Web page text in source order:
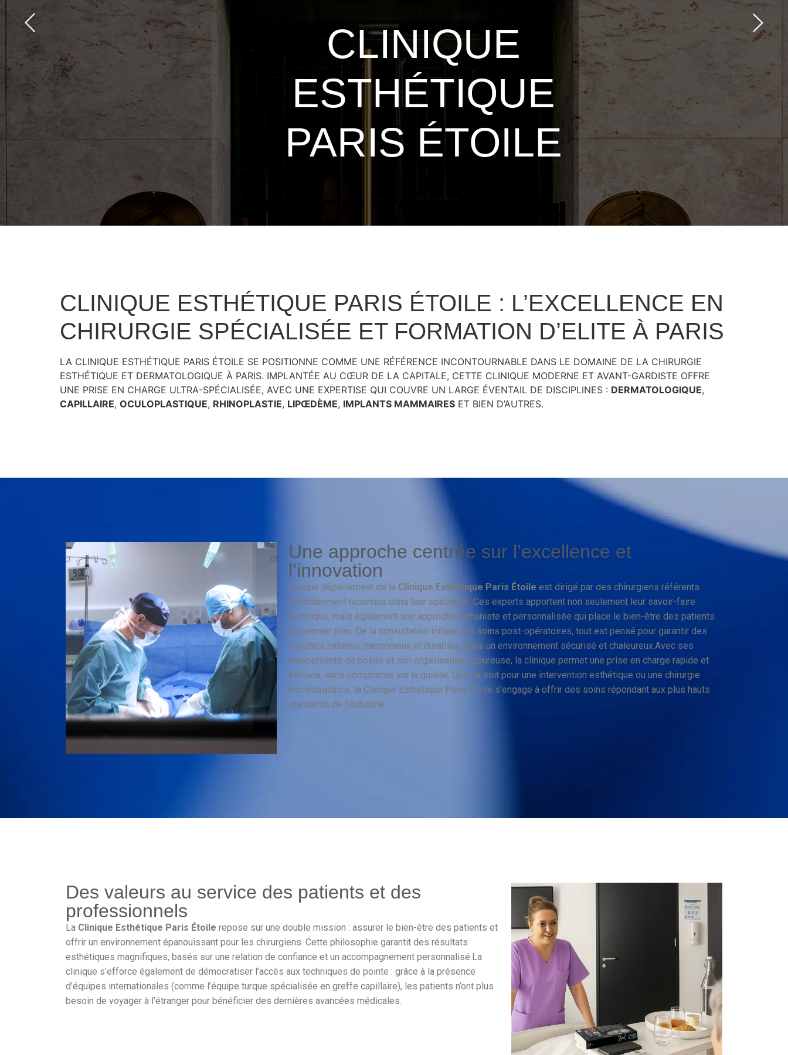
CLINIQUE
ESTHÉTIQUE
PARIS ÉTOILE
CLINIQUE ESTHÉTIQUE PARIS ÉTOILE : L’EXCELLENCE EN
CHIRURGIE SPÉCIALISÉE ET FORMATION D’ELITE À PARIS
LA CLINIQUE ESTHÉTIQUE PARIS ÉTOILE SE POSITIONNE COMME UNE RÉFÉRENCE INCONTOURNABLE DANS LE DOMAINE DE LA CHIRURGIE
ESTHÉTIQUE ET DERMATOLOGIQUE À PARIS. IMPLANTÉE AU CŒUR DE LA CAPITALE, CETTE CLINIQUE MODERNE ET AVANT-GARDISTE OFFRE
UNE PRISE EN CHARGE ULTRA-SPÉCIALISÉE, AVEC UNE EXPERTISE QUI COUVRE UN LARGE ÉVENTAIL DE DISCIPLINES : DERMATOLOGIQUE,
CAPILLAIRE, OCULOPLASTIQUE, RHINOPLASTIE, LIPŒDÈME, IMPLANTS MAMMAIRES ET BIEN D’AUTRES.
Une approche centrée sur l’excellence et
l’innovation
Chaque département de la Clinique Esthétique Paris Étoile est dirigé par des chirurgiens référents
mondialement reconnus dans leur spécialité. Ces experts apportent non seulement leur savoir-faire
technique, mais également une approche humaniste et personnalisée qui place le bien-être des patients
au premier plan. De la consultation initiale aux soins post-opératoires, tout est pensé pour garantir des
résultats naturels, harmonieux et durables, dans un environnement sécurisé et chaleureux.Avec ses
équipements de pointe et son organisation rigoureuse, la clinique permet une prise en charge rapide et
efficace, sans compromis sur la qualité. Que ce soit pour une intervention esthétique ou une chirurgie
reconstructrice, la Clinique Esthétique Paris Étoile s’engage à offrir des soins répondant aux plus hauts
standards de l’industrie.
Des valeurs au service des patients et des
professionnels
La Clinique Esthétique Paris Étoile repose sur une double mission : assurer le bien-être des patients et
offrir un environnement épanouissant pour les chirurgiens. Cette philosophie garantit des résultats
esthétiques magnifiques, basés sur une relation de confiance et un accompagnement personnalisé.La
clinique s’efforce également de démocratiser l’accès aux techniques de pointe : grâce à la présence
d’équipes internationales (comme l’équipe turque spécialisée en greffe capillaire), les patients n’ont plus
besoin de voyager à l’étranger pour bénéficier des dernières avancées médicales.